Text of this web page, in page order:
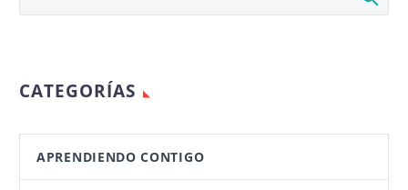
CATEGORÍAS
APRENDIENDO CONTIGO